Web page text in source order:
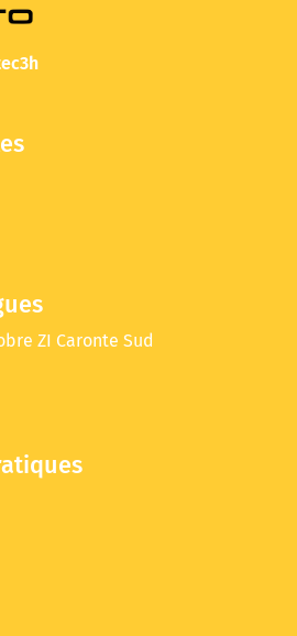
ZI Caronte Sud